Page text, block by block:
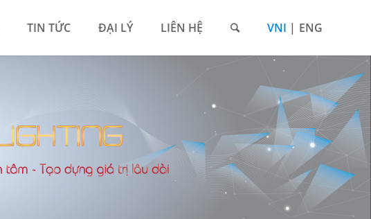
TIN TỨC ĐẠI LÝ LIÊN HỆ VNI ENG